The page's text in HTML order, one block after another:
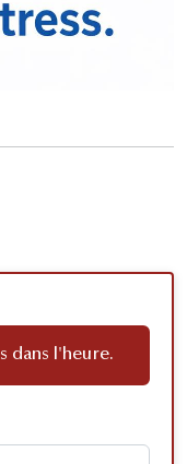
dans l'heure.